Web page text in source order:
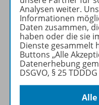
Analysen weiter.
Informationen
Daten zusammen,
haben oder die sie
Dienste gesammelt
Buttons „Alle
Datenerhebung
DSGVO, § 25